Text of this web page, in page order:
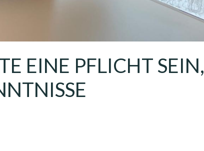
EINE PFLICHT SEIN,
A